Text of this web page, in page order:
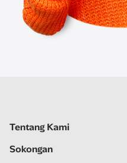
Tentang Kami
Syarikat Kami
Sokongan